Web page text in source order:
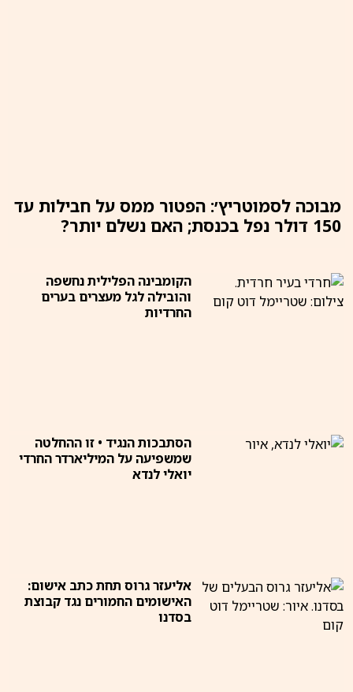
מבוכה לסמוטריץ׳: הפטור ממס על חבילות עד
150 דולר נפל בכנסת; האם נשלם יותר?
הקומבינה הפלילית נחשפה
והובילה לגל מעצרים בערים
החרדיות
הסתבכות הנגיד • זו ההחלטה
שמשפיעה על המיליארדר החרדי
יואלי לנדא
אליעזר גרוס תחת כתב אישום:
האישומים החמורים נגד קבוצת
בסדנו